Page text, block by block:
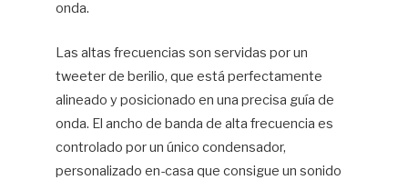
onda.
Las altas frecuencias son servidas por un
tweeter de berilio, que está perfectamente
alineado y posicionado en una precisa guía de
onda. El ancho de banda de alta frecuencia es
controlado por un único condensador,
personalizado en-casa que consigue un sonido